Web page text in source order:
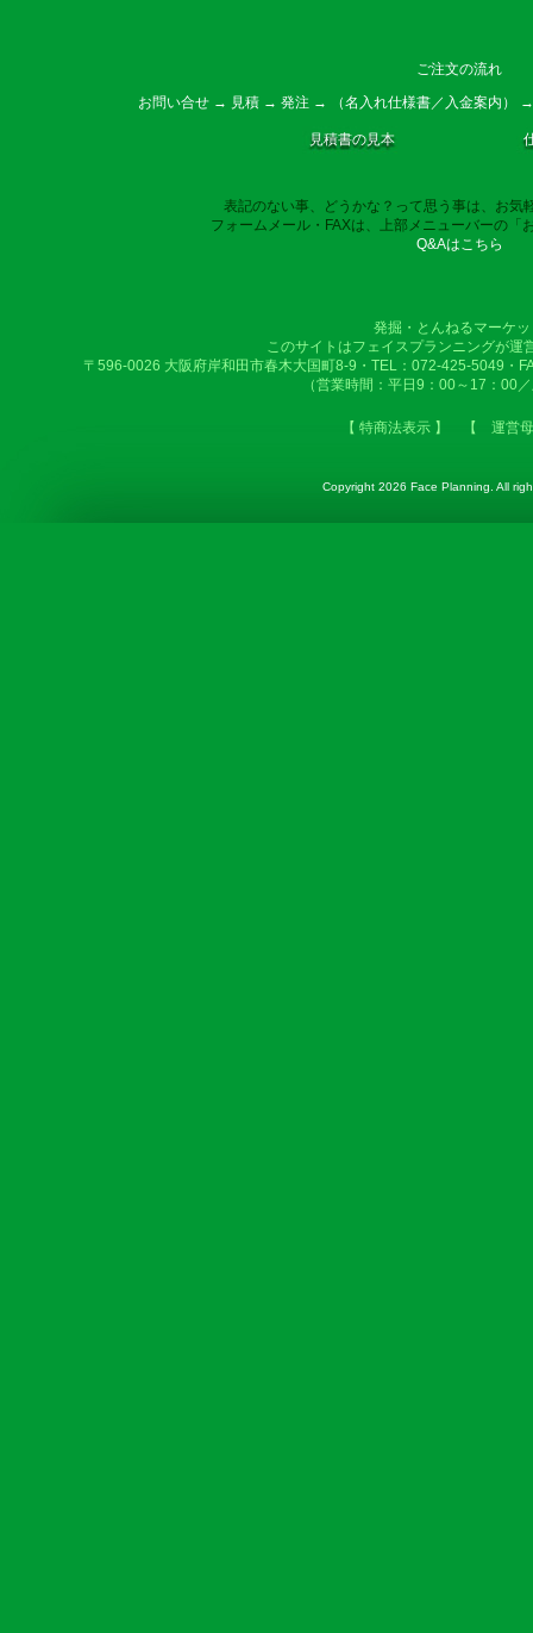
ご注文の流れ
お問い合せ → 見積 → 発注 → （名入れ仕様書／入金案内）
見積書の見本
表記のない事、どうかな？って思う事は、お気
フォームメール・FAXは、上部メニューバーの「
Q&Aはこちら
発掘・とんねるマーケ
このサイトはフェイスプランニングが運
〒596-0026 大阪府岸和田市春木大国町8-9・TEL：072-425-5049・
（営業時間：平日9：00～17：00
【 特商法表示 】 【 運営
Copyright 2026 Face Planning. All